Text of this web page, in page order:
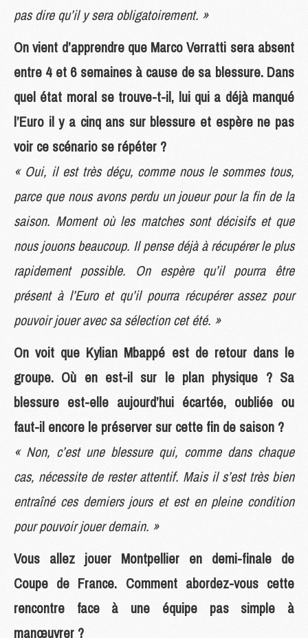
pas dire qu’il y sera obligatoirement. »
On vient d’apprendre que Marco Verratti sera absent
entre 4 et 6 semaines à cause de sa blessure. Dans
quel état moral se trouve-t-il, lui qui a déjà manqué
l’Euro il y a cinq ans sur blessure et espère ne pas
voir ce scénario se répéter ?
« Oui, il est très déçu, comme nous le sommes tous,
parce que nous avons perdu un joueur pour la fin de la
saison. Moment où les matches sont décisifs et que
nous jouons beaucoup. Il pense déjà à récupérer le plus
rapidement possible. On espère qu’il pourra être
présent à l’Euro et qu’il pourra récupérer assez pour
pouvoir jouer avec sa sélection cet été. »
On voit que Kylian Mbappé est de retour dans le
groupe. Où en est-il sur le plan physique ? Sa
blessure est-elle aujourd’hui écartée, oubliée ou
faut-il encore le préserver sur cette fin de saison ?
« Non, c’est une blessure qui, comme dans chaque
cas, nécessite de rester attentif. Mais il s’est très bien
entraîné ces derniers jours et est en pleine condition
pour pouvoir jouer demain. »
Vous allez jouer Montpellier en demi-finale de
Coupe de France. Comment abordez-vous cette
rencontre face à une équipe pas simple à
manœuvrer ?